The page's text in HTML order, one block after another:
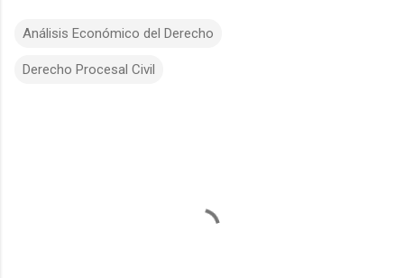
Análisis Económico del Derecho
Derecho Procesal Civil